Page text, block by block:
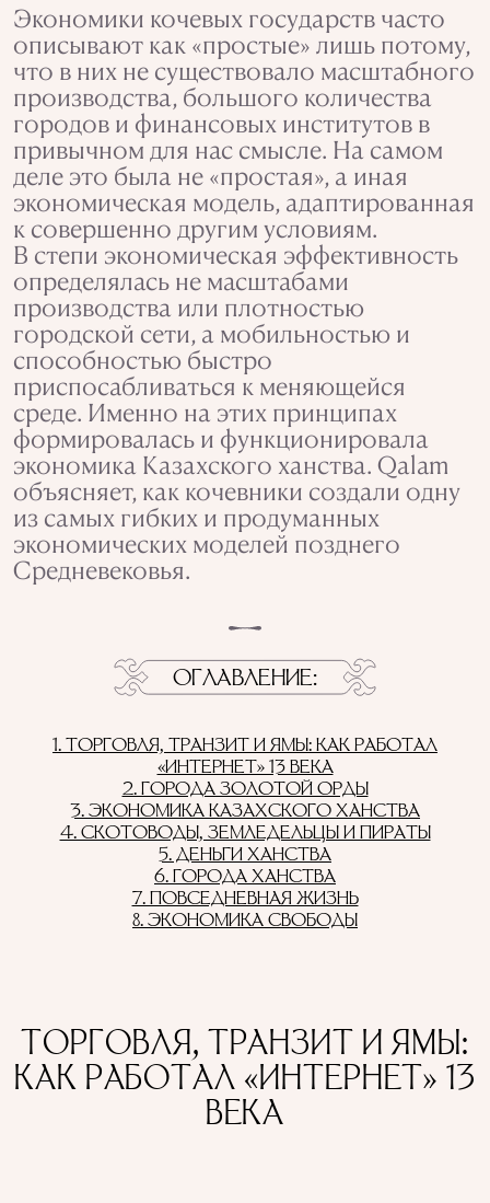
Экономики кочевых государств часто
описывают как «простые» лишь потому,
что в них не существовало масштабного
производства, большого количества
городов и финансовых институтов в
привычном для нас смысле. На самом
деле это была не «простая», а иная
экономическая модель, адаптированная
к совершенно другим условиям.
В степи экономическая эффективность
определялась не масштабами
производства или плотностью
городской сети, а мобильностью и
способностью быстро
приспосабливаться к меняющейся
среде. Именно на этих принципах
формировалась и функционировала
экономика Казахского ханства. Qalam
объясняет, как кочевники создали одну
из самых гибких и продуманных
экономических моделей позднего
Средневековья.
ОГЛАВЛЕНИЕ
1. ТОРГОВЛЯ, ТРАНЗИТ И ЯМЫ: КАК РАБОТАЛ
«ИНТЕРНЕТ» 13 ВЕКА
2. ГОРОДА ЗОЛОТОЙ ОРДЫ
3. ЭКОНОМИКА КАЗАХСКОГО ХАНСТВА
4. СКОТОВОДЫ, ЗЕМЛЕДЕЛЬЦЫ И ПИРАТЫ
5. ДЕНЬГИ ХАНСТВА
6. ГОРОДА ХАНСТВА
7. ПОВСЕДНЕВНАЯ ЖИЗНЬ
8. ЭКОНОМИКА СВОБОДЫ
ТОРГОВЛЯ, ТРАНЗИТ И ЯМЫ:
КАК РАБОТАЛ «ИНТЕРНЕТ» 13
ВЕКА